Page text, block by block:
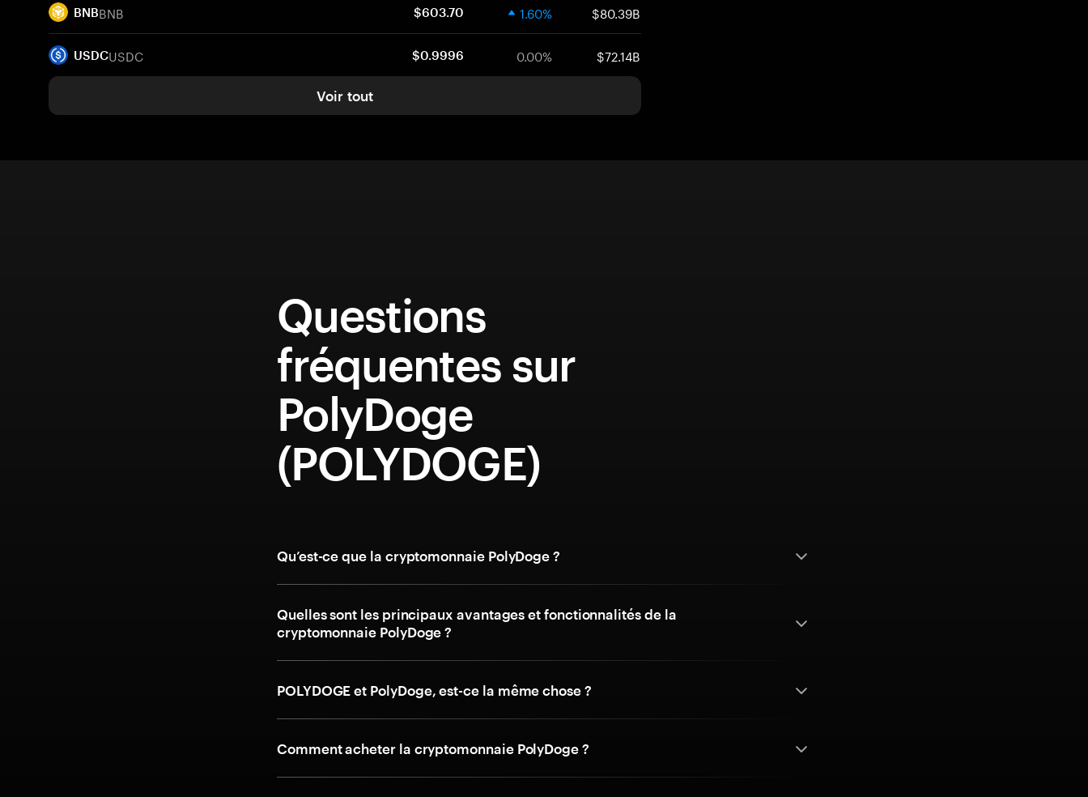
BNBBNB $603.70 1.60% $80.39B
USDCUSDC $0.9996 0.00% $72.14B
Voir tout
Questions
fréquentes sur
PolyDoge
(POLYDOGE)
Qu’est-ce que la cryptomonnaie PolyDoge ?
Quelles sont les principaux avantages et fonctionnalités de la
cryptomonnaie PolyDoge ?
POLYDOGE et PolyDoge, est-ce la même chose ?
Comment acheter la cryptomonnaie PolyDoge ?